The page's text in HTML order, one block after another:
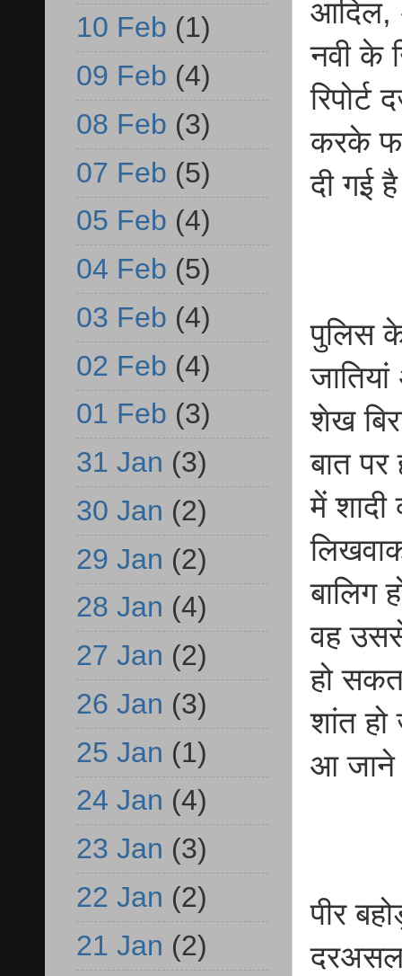
आदिल,
नवी के
करके
दी गई
पुलिस
शेख
बात पर
में शादी
बालिग
वह
हो
शांत हो
आ जाने
पीर
10 Feb (1)
09 Feb (4)
08 Feb (3)
07 Feb (5)
05 Feb (4)
04 Feb (5)
03 Feb (4)
02 Feb (4)
01 Feb (3)
31 Jan (3)
30 Jan (2)
29 Jan (2)
28 Jan (4)
27 Jan (2)
26 Jan (3)
25 Jan (1)
24 Jan (4)
23 Jan (3)
22 Jan (2)
21 Jan (2)